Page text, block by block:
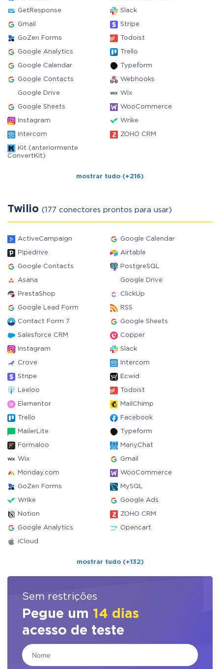
GetResponse Slack
Gmail Stripe
GoZen Forms Todoist
Google Analytics Trello
Google Calendar Typeform
Google Contacts Webhooks
Google Drive Wix
Google Sheets WooCommerce
Instagram Wrike
Intercom ZOHO CRM
Kit (anteriormente
ConvertKit)
mostrar tudo (+216)
Twilio (177 conectores prontos para usar)
ActiveCampaign Google Calendar
Pipedrive Airtable
Google Contacts PostgreSQL
Asana Google Drive
PrestaShop ClickUp
Google Lead Form RSS
Contact Form 7 Google Sheets
Salesforce CRM Copper
Instagram Slack
Crove Intercom
Stripe Ecwid
Leeloo Todoist
Elementor MailChimp
Trello Facebook
MailerLite Typeform
Formaloo ManyChat
Wix Gmail
Monday.com WooCommerce
GoZen Forms MySQL
Wrike Google Ads
Notion ZOHO CRM
Google Analytics Opencart
iCloud
mostrar tudo (+132)
Sem restrições
Pegue um 14 dias
acesso de teste